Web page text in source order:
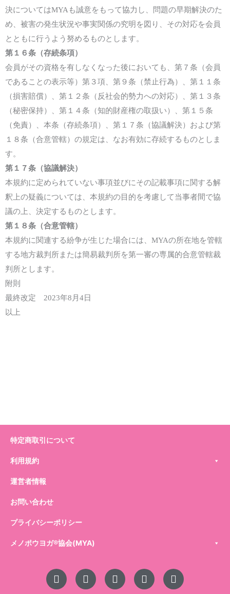
決についてはMYA も誠意をもって協力し、問題の早期解決のた
め、被害の発生状況や事実関係の究明を図り、その対応を会員
とともに行うよう努めるものとします。
第１ ６条（存続条項）
会員がその資格を有しなくなった後においても、 第 ７ 条（会員
であることの表示等） 第３項、 第９条（禁止行為）、第１ １ 条
（損害賠償）、第１
２ 条（反社会的勢力への対応）、第１ ３条
（秘密保持）、第１
４条（知的財産権の取扱い）、第１ ５条
（免責）、本条（存続条項）、第１
７ 条（協議解決） および第
１
８条（合意管轄）の規定は、なお有効に存続するものとしま
す。
第１ ７条（協議解決）
本規約に定められていない事項並びにその記載事項に関する解
釈上の疑義については、本規約の目的を考慮して当事者間で協
議の上、決定するものとします。
第１ ８条（合意管轄）
本規約に関連する紛争が生じた場合には、 MYAの所在地を管轄
する地方裁判所または簡易裁判所を第一審の専属的合意管轄裁
判所とします。
附則
最終改定 2023年8 月4日
以上
特定商取引について
利用規約
運営者情報
お問い合わせ
プライバシーポリシー
メノポウヨガ®️協会(MYA)
L
i
n
I
n
s
Y
o
u
X
-
t
F
a
c